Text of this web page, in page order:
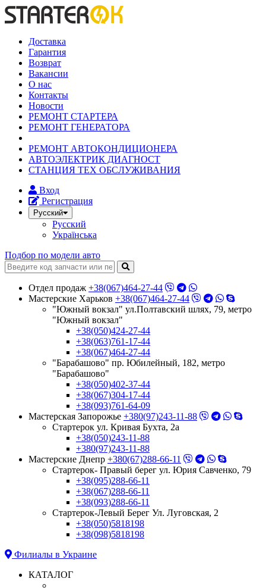
Доставка
Гарантия
Возврат
Вакансии
О нас
Контакты
Новости
РЕМОНТ СТАРТЕРА
РЕМОНТ ГЕНЕРАТОРА
РЕМОНТ АВТОКОНДИЦИОНЕРА
АВТОЭЛЕКТРИК ДИАГНОСТ
СТАНЦИЯ ТЕХ ОБСЛУЖИВАНИЯ
Вход
Регистрация
Русский
Русский
Українська
Подбор по модели авто
Отдел продаж +38(067)464-27-44
Мастерские Харьков +38(067)464-27-44
"Южный вокзал" ул.Полтавский шлях, 79, метро
"Южный вокзал"
+38(050)424-27-44
+38(063)761-17-44
+38(067)464-27-44
"Барабашово" пр. Юбилейный, 182, метро
"Барабашово"
+38(050)402-37-44
+38(067)304-17-44
+38(093)761-64-09
Мастерская Запорожье +380(97)243-11-88
Стартерок ул. Кривая Бухта, 2а
+38(050)243-11-88
+380(97)243-11-88
Мастерские Днепр +380(67)288-66-11
Стартерок- Правый берег ул. Юрия Савченко, 79
+38(095)288-66-11
+38(067)288-66-11
+38(093)288-66-11
Стартерок-Левый Берег Ул. Луговская, 2
+38(050)5818198
+38(098)5818198
Филиалы в Украине
КАТАЛОГ